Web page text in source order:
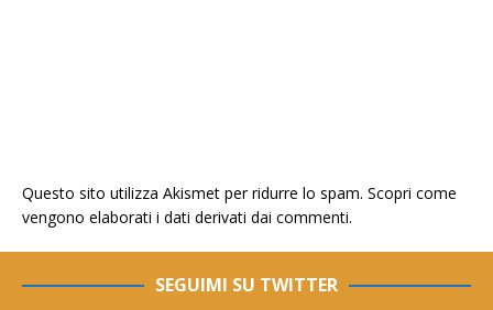
Questo sito utilizza Akismet per ridurre lo spam. Scopri come
vengono elaborati i dati derivati dai commenti.
SEGUIMI SU TWITTER